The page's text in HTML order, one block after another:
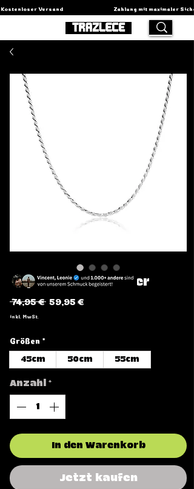
Kostenloser Versand                                          Zahlung mit maximaler
Rope Kette 925 Silber
74,95 € Standardpreis
59,95 €Sale-
inkl. MwSt.
Größen *
45cm 50cm 55cm
Anzahl *
In den Warenkorb
Jetzt kaufen